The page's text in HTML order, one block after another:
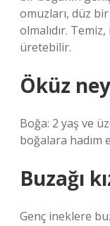
omuzları, düz bir
olmalıdır.
üretebilir.
Öküz
Boğa: 2 yaş ve
boğalara hadım
Buzağı
Genç ineklere